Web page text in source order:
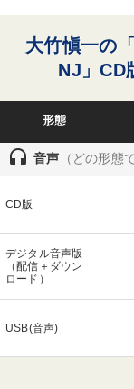
後、旧三井銀行
ツ・ケルン大
帰国後、野村
した後、ロン
ファンドマネー
基づく合理的
げ、ニューヨー
ターズにヘッド
は独立を果た
レーションを
に就任。
大竹愼一の
NJ」CD
形態
headset 音声 （どの形態
CD版
デジタル音声版
（配信＋ダウン
ロード）
USB(音声)